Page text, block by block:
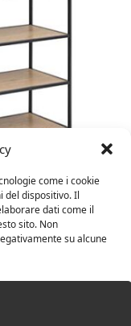
come i cookie
del dispositivo. Il
dati come il
sito. Non
su alcune
x 114 x 78 cm